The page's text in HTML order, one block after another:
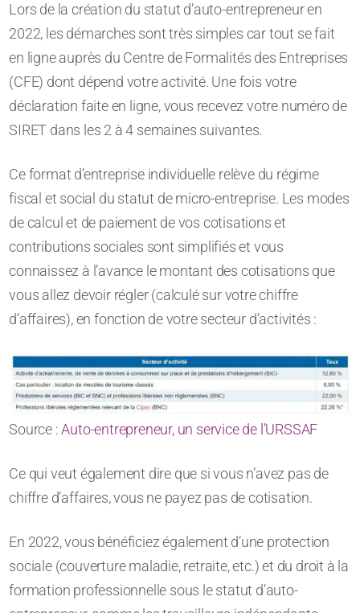
Lors de la création du statut d’auto-entrepreneur en
2022, les démarches sont très simples car tout se fait
en ligne auprès du Centre de Formalités des Entreprises
(CFE) dont dépend votre activité. Une fois votre
déclaration faite en ligne, vous recevez votre numéro de
SIRET dans les 2 à 4 semaines suivantes.
Ce format d’entreprise individuelle relève du régime
fiscal et social du statut de micro-entreprise. Les modes
de calcul et de paiement de vos cotisations et
contributions sociales sont simplifiés et vous
connaissez à l’avance le montant des cotisations que
vous allez devoir régler (calculé sur votre chiffre
d’affaires), en fonction de votre secteur d’activités :
Source :Auto-entrepreneur, un service de l’URSSAF
Ce qui veut également dire que si vous n’avez pas de
chiffre d’affaires, vous ne payez pas de cotisation.
En 2022, vous bénéficiez également d’une protection
sociale (couverture maladie, retraite, etc.) et du droit à la
formation professionnelle sous le statut d’auto-